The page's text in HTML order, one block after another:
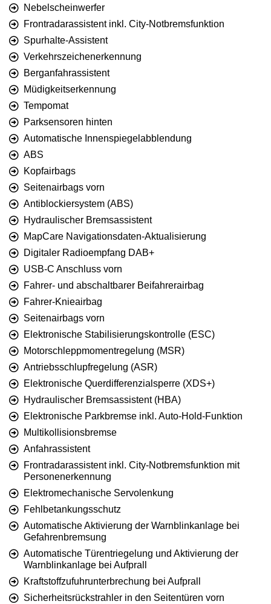
Nebelscheinwerfer
Frontradarassistent inkl. City-Notbremsfunktion
Spurhalte-Assistent
Verkehrszeichenerkennung
Berganfahrassistent
Müdigkeitserkennung
Tempomat
Parksensoren hinten
Automatische Innenspiegelabblendung
ABS
Kopfairbags
Seitenairbags vorn
Antiblockiersystem (ABS)
Hydraulischer Bremsassistent
MapCare Navigationsdaten-Aktualisierung
Digitaler Radioempfang DAB+
USB-C Anschluss vorn
Fahrer- und abschaltbarer Beifahrerairbag
Fahrer-Knieairbag
Seitenairbags vorn
Elektronische Stabilisierungskontrolle (ESC)
Motorschleppmomentregelung (MSR)
Antriebsschlupfregelung (ASR)
Elektronische Querdifferenzialsperre (XDS+)
Hydraulischer Bremsassistent (HBA)
Elektronische Parkbremse inkl. Auto-Hold-Funktion
Multikollisionsbremse
Anfahrassistent
Frontradarassistent inkl. City-Notbremsfunktion mit
Personenerkennung
Elektromechanische Servolenkung
Fehlbetankungsschutz
Automatische Aktivierung der Warnblinkanlage bei
Gefahrenbremsung
Automatische Türentriegelung und Aktivierung der
Warnblinkanlage bei Aufprall
Kraftstoffzufuhrunterbrechung bei Aufprall
Sicherheitsrückstrahler in den Seitentüren vorn